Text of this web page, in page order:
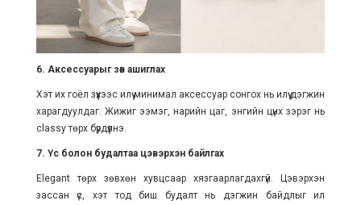
6. Аксессуарыг зөв ашиглах
Хэт их гоёл зүүхээс илүү минимал аксессуар сонгох нь илүү дэгжин
харагдуулдаг. Жижиг ээмэг, нарийн цаг, энгийн цүнх зэрэг нь
classy төрх бүрдүүлнэ.
7. Үс болон будалтаа цэвэрхэн байлгах
Elegant төрх зөвхөн хувцсаар хязгаарлагдахгүй. Цэвэрхэн
зассан үс, хэт тод биш будалт нь дэгжин байдлыг илүү